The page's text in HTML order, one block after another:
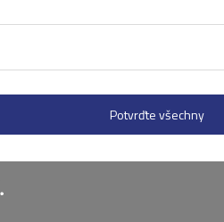
univerzální pro tradiční a
integrované ocelové zábradlí
Potvrďte všechny